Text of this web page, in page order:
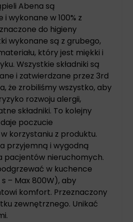
Abena są
wykonane w 100% z
do higieny
wykonane są z grubego,
który jest miękki i
Wszystkie składniki są
i zatwierdzane przez 3rd
że zrobiliśmy wszystko, aby
rozwoju alergii,
składniki. To kolejny
poczucie
korzystaniu z produktu.
przyjemną i wygodną
pacjentów nieruchomych.
w kuchence
– Max 800W), aby
komfort. Przeznaczony
zewnętrznego. Unikać